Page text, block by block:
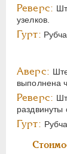
Реверс:
узелков.
Гурт:
Аверс:
выполнена
Реверс:
раздвинуты
Гурт: